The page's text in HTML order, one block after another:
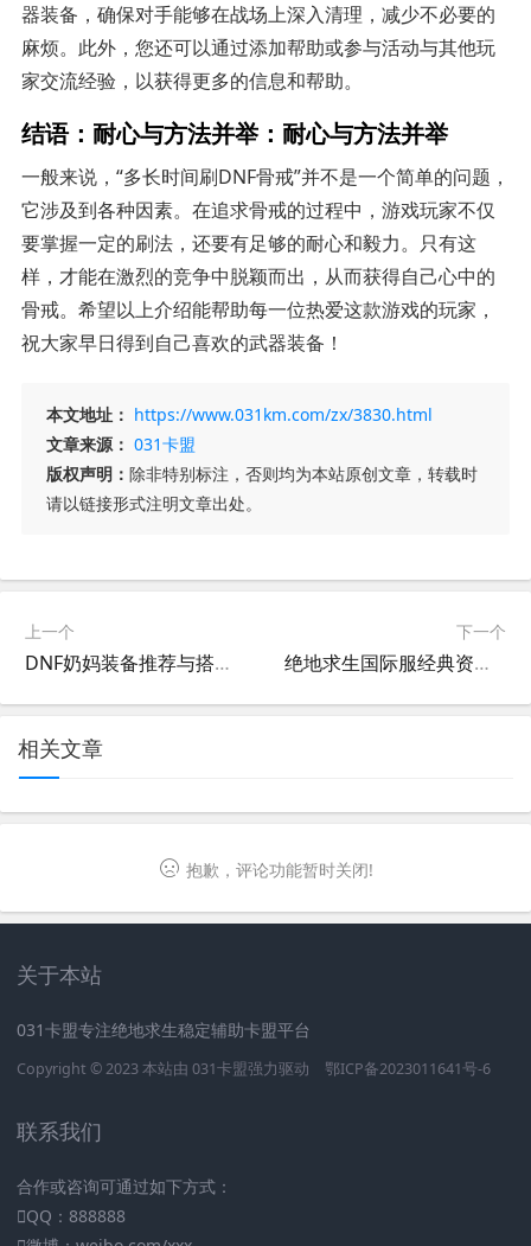
器装备，确保对手能够在战场上深入清理，减少不必要的
麻烦。此外，您还可以通过添加帮助或参与活动与其他玩
家交流经验，以获得更多的信息和帮助。
结语：耐心与方法并举：耐心与方法并举
一般来说，“多长时间刷DNF骨戒”并不是一个简单的问题，
它涉及到各种因素。在追求骨戒的过程中，游戏玩家不仅
要掌握一定的刷法，还要有足够的耐心和毅力。只有这
样，才能在激烈的竞争中脱颖而出，从而获得自己心中的
骨戒。希望以上介绍能帮助每一位热爱这款游戏的玩家，
祝大家早日得到自己喜欢的武器装备！
本文地址： https://www.031km.com/zx/3830.html
文章来源： 031卡盟
版权声明： 除非特别标注，否则均为本站原创文章，转载时
请以链接形式注明文章出处。
上一个
DNF奶妈装备推荐与搭配攻略-DNF奶妈最新版本装备选择与强化指南
下一个
绝地求生国际服经典资源包全解析-绝地求生国际服经典资源包下载与使用指南
相关文章
抱歉，评论功能暂时关闭!
关于本站
031卡盟专注绝地求生稳定辅助卡盟平台
Copyright © 2023 本站由 031卡盟强力驱动 鄂ICP备2023011641号-6
联系我们
合作或咨询可通过如下方式：
QQ：888888